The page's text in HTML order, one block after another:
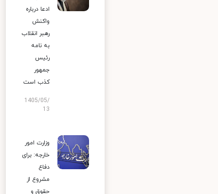
ادعا درباره
واکنش
رهبر انقلاب
به نامه
رئیس
جمهور
کذب است
1405/05/
13
وزارت امور
خارجه: برای
دفاع
مشروع از
حقوق و